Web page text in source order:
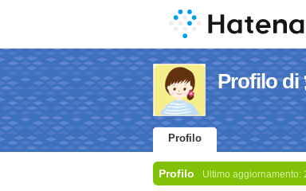
Profilo di
Profilo
Profilo Ultimo aggiornamento: